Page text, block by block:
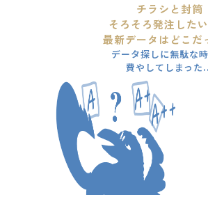
チラシと封筒
そろそろ発注した
最新データはどこだ
データ探しに無駄な
費やしてしまった